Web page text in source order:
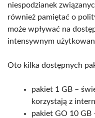
niespodzianek
również pamiętać o
może wpływać na
intensywnym
Oto kilka dostępnych
pakiet 1 GB –
korzystają z
pakiet GO 10 GB